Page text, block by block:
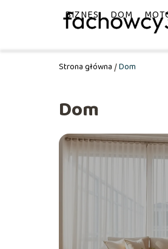
BIZNES DOM
Strona główna/Dom
Dom